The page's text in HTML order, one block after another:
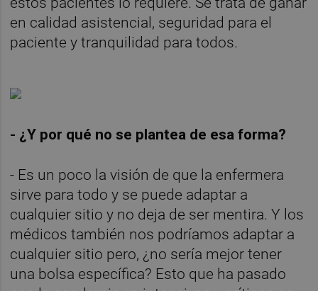
en calidad asistencial, seguridad para el
paciente y tranquilidad para todos.
- ¿Y por qué no se plantea de esa forma?
- Es un poco la visión de que la enfermera
sirve para todo y se puede adaptar a
cualquier sitio y no deja de ser mentira. Y los
médicos también nos podríamos adaptar a
cualquier sitio pero, ¿no sería mejor tener
una bolsa específica? Esto que ha pasado